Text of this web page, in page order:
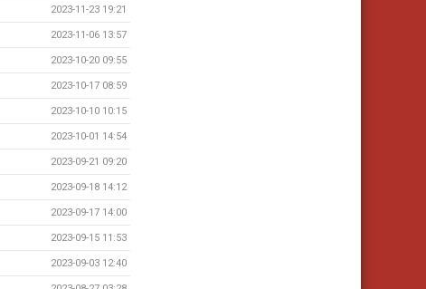
2023-11-23 19:21
2023-11-06 13:57
2023-10-20 09:55
2023-10-17 08:59
2023-10-10 10:15
2023-10-01 14:54
2023-09-21 09:20
2023-09-18 14:12
2023-09-17 14:00
2023-09-15 11:53
2023-09-03 12:40